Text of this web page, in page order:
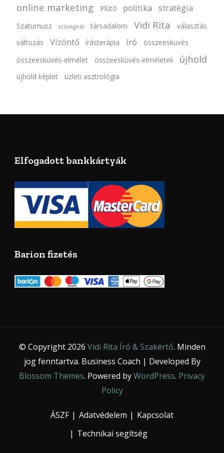
online marketing Plútó politika stratégia
Szaturnusz szövegírás társadalom Vidi Rita
választás
változás
Vízöntő írásterápia író
összeesküvés
összeesküvés-elmélet
összeesküvés-elméletek újhold
újhold képlet üzleti asztrológia
Elfogadott bankkártyák
Barion fizetés
© Copyright 2026 Vidi Rita Író & Szakértő. Minden
jog fenntartva. Business Coach | Developed By
Blossom Themes. Powered byWordPress. Privacy
Policy
ÁSZF Adatvédelem
Kapcsolat
Technikai segítség